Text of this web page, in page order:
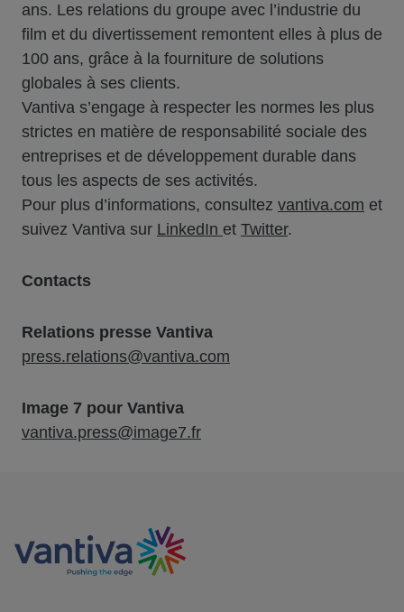
ans. Les relations du groupe avec l’industrie du
film et du divertissement remontent elles à plus de
100 ans, grâce à la fourniture de solutions
globales à ses clients.
Vantiva s’engage à respecter les normes les plus
strictes en matière de responsabilité sociale des
entreprises et de développement durable dans
tous les aspects de ses activités.
Pour plus d’informations, consultez vantiva.com et
suivez Vantiva sur LinkedIn et Twitter.
Contacts
Relations presse Vantiva
press.relations@vantiva.com
Image 7 pour Vantiva
vantiva.press@image7.fr